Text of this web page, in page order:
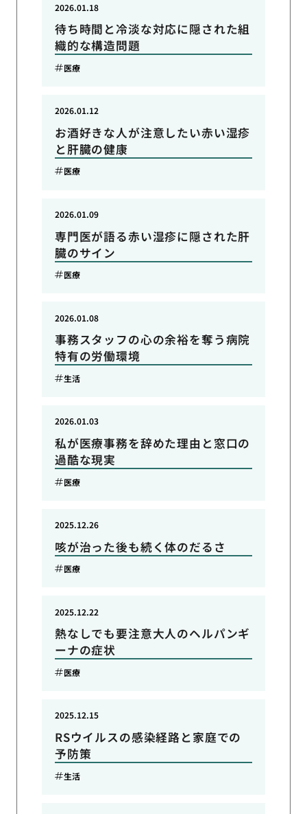
待ち時間と冷淡な対応に隠された組
織的な構造問題
2026.01.18
医療
お酒好きな人が注意したい赤い湿疹
と肝臓の健康
2026.01.12
医療
専門医が語る赤い湿疹に隠された肝
臓のサイン
2026.01.09
医療
事務スタッフの心の余裕を奪う病院
特有の労働環境
2026.01.08
生活
私が医療事務を辞めた理由と窓口の
過酷な現実
2026.01.03
医療
咳が治った後も続く体のだるさ
2025.12.26
医療
熱なしでも要注意大人のヘルパンギ
ーナの症状
2025.12.22
医療
RSウイルスの感染経路と家庭での
予防策
2025.12.15
生活